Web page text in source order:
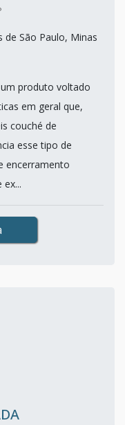
São Paulo, Minas
produto voltado
em geral que,
couché de
esse tipo de
encerramento